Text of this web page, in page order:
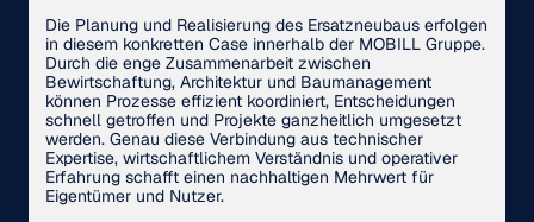
Die Planung und Realisierung des Ersatzneubaus erfolgen
in diesem konkretten Case innerhalb der MOBILL Gruppe.
Durch die enge Zusammenarbeit zwischen
Bewirtschaftung, Architektur und Baumanagement
können Prozesse effizient koordiniert, Entscheidungen
schnell getroffen und Projekte ganzheitlich umgesetzt
werden. Genau diese Verbindung aus technischer
Expertise, wirtschaftlichem Verständnis und operativer
Erfahrung schafft einen nachhaltigen Mehrwert für
Eigentümer und Nutzer.